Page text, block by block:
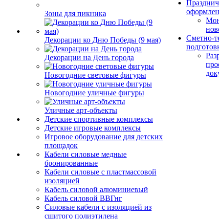
Зоны для пикника
Декорации ко Дню Победы (9 мая)
Декорации на День города
Новогодние световые фигуры
Новогодние уличные фигуры
Уличные арт-объекты
Детские спортивные комплексы
Детские игровые комплексы
Игровое оборудование для детских
площадок
Кабели силовые медные
бронированные
Кабели силовые с пластмассовой
изоляцией
Кабель силовой алюминиевый
Кабель силовой ВВГнг
Силовые кабели с изоляцией из
сшитого полиэтилена
Сметно-